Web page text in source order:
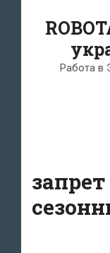
Работа в